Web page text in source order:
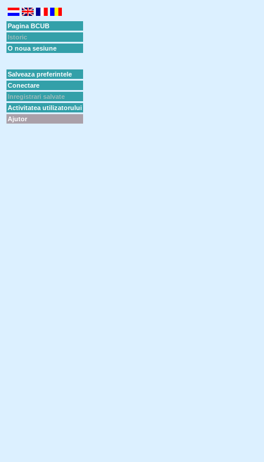
Pagina BCUB
Istoric
O noua sesiune
Salveaza preferintele
Conectare
Inregistrari salvate
Activitatea utilizatorului
Ajutor